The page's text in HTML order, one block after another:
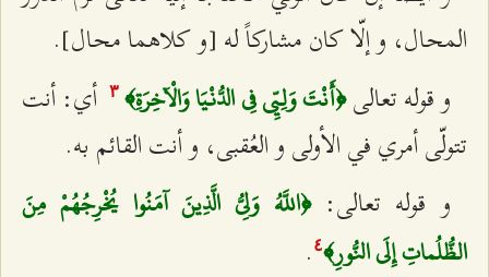
المحال، و إلّا كان مشاركاً له [و كلاهما محال‌].
و قوله تعالى﴿أَنْتَ وَلِيِّي فِي الدُّنْيَا وَالْآخِرَةِ﴾ ٣
أي: أنت
تتولّى‌ أمري في الأولى و العُقبى، و أنت القائم به.
و قوله تعالى: ﴿اللَّهُ وَلِيُّ الَّذِينَ آمَنُوا يُخْرِجُهُمْ مِنَ
الظُّلُماتِ إِلَى النُّورِ﴾٤ .